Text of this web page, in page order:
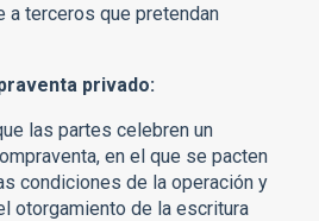
a terceros que pretendan
privado:
las partes celebren un
en el que se pacten
condiciones de la operación y
otorgamiento de la escritura